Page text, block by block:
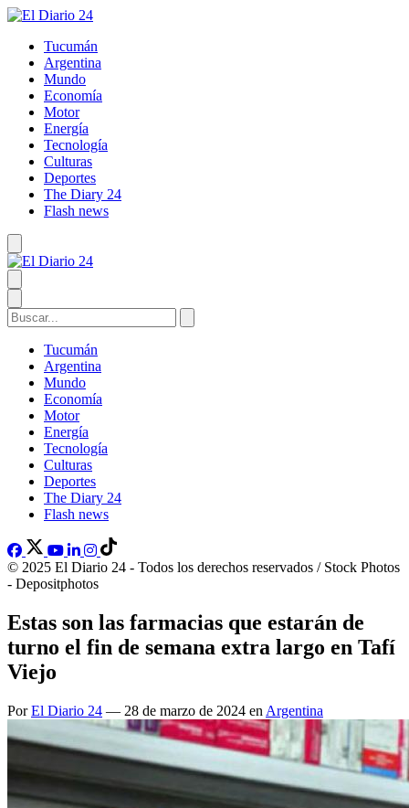
Tucumán
Argentina
Mundo
Economía
Motor
Energía
Tecnología
Culturas
Deportes
The Diary 24
Flash news
Tucumán
Argentina
Mundo
Economía
Motor
Energía
Tecnología
Culturas
Deportes
The Diary 24
Flash news
© 2025 El Diario 24 - Todos los derechos reservados / Stock Photos
- Depositphotos
Estas son las farmacias que estarán de
turno el fin de semana extra largo en Tafí
Viejo
PorEl Diario 24 — 28 de marzo de 2024 en Argentina